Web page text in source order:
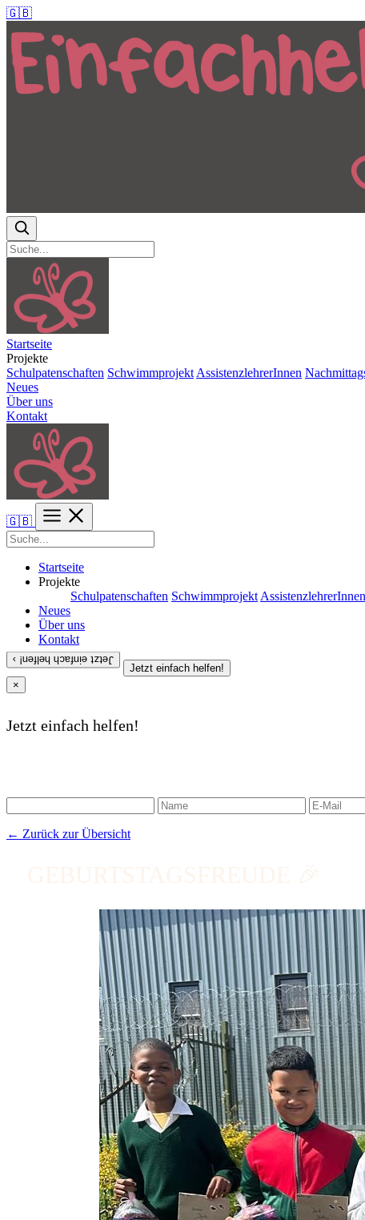
🇬🇧
Startseite
Projekte
Schulpatenschaften Schwimmprojekt AssistenzlehrerInnen
Neues
Über uns
Kontakt
🇬🇧
Startseite
Projekte
Schulpatenschaften Schwimmprojekt AssistenzlehrerInnen
Neues
Über uns
Kontakt
Jetzt einfach helfen! ›
Jetzt einfach helfen!
×
Jetzt einfach helfen!
← Zurück zur Übersicht